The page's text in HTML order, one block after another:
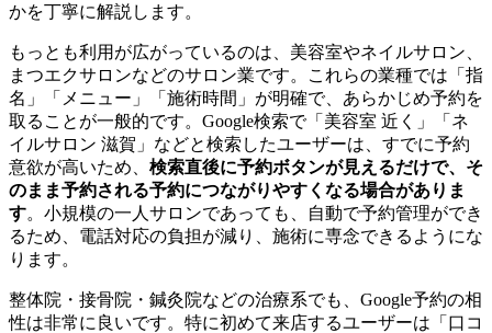
かを丁寧に解説します。
もっとも利用が広がっているのは、美容室やネイルサロン、
まつエクサロンなどのサロン業です。これらの業種では「指
名」「メニュー」「施術時間」が明確で、あらかじめ予約を
取ることが一般的です。Google検索で「美容室 近く」「ネ
イルサロン 滋賀」などと検索したユーザーは、すでに予約
意欲が高いため、 検索直後に予約ボタンが見えるだけで、そ
のまま予約される予約につながりやすくなる場合がありま
す。小規模の一人サロンであっても、自動で予約管理ができ
るため、電話対応の負担が減り、施術に専念できるようにな
ります。
整体院・接骨院・鍼灸院などの治療系でも、Google予約の相
性は非常に良いです。特に初めて来店するユーザーは「口コ